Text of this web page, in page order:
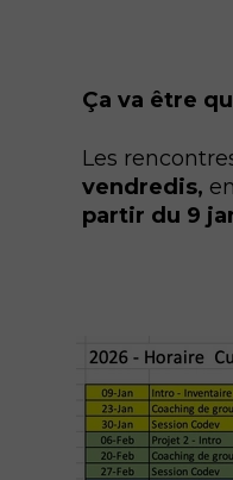
Ça va être
Les
vendredis,
partir du 9